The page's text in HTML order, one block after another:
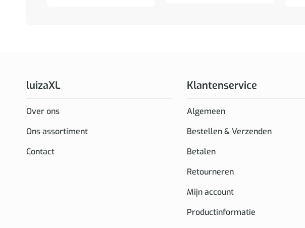
luizaXL
Over ons
Ons assortiment
Contact
Klantenservice
Algemeen
Bestellen & Verzenden
Betalen
Retourneren
Mijn account
Productinformatie